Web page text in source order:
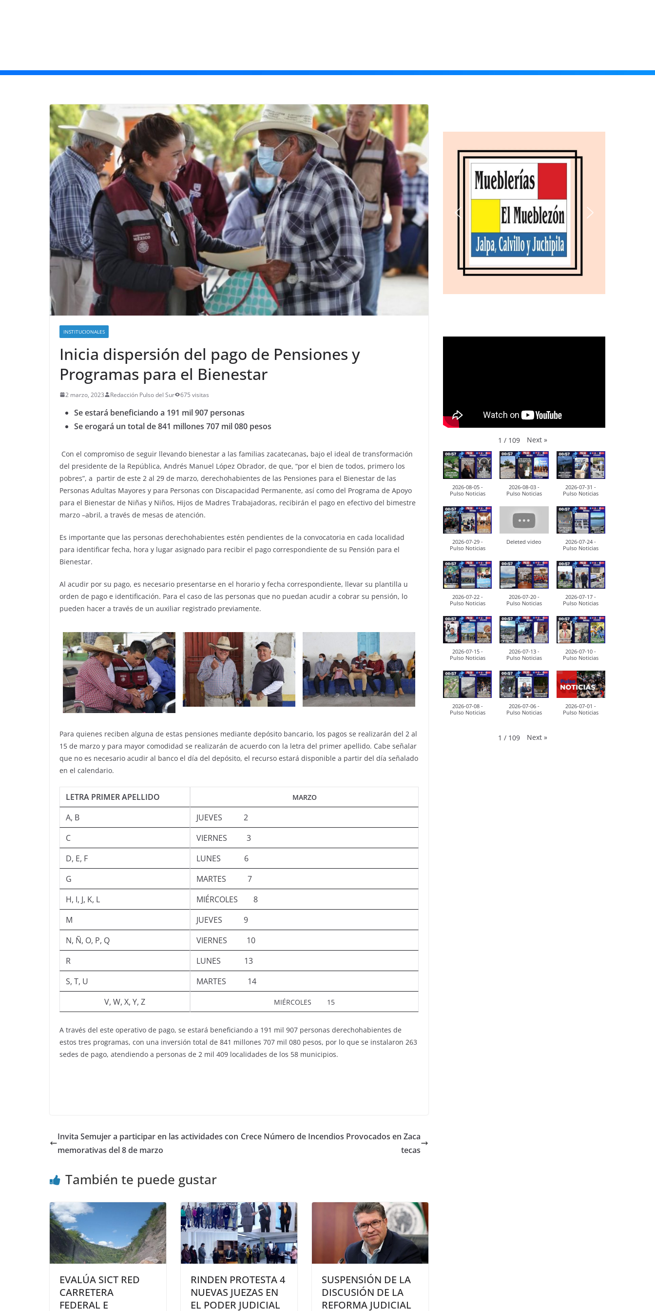
INSTITUCIONALES
Inicia dispersión del pago de Pensiones y
Programas para el Bienestar
2 marzo, 2023 Redacción Pulso del Sur 675 visitas
Se estará beneficiando a 191 mil 907 personas
Se erogará un total de 841 millones 707 mil 080 pesos
Con el compromiso de seguir llevando bienestar a las familias zacatecanas, bajo el ideal de transformación
del presidente de la República, Andrés Manuel López Obrador, de que, “por el bien de todos, primero los
pobres”, a partir de este 2 al 29 de marzo, derechohabientes de las Pensiones para el Bienestar de las
Personas Adultas Mayores y para Personas con Discapacidad Permanente, así como del Programa de Apoyo
para el Bienestar de Niñas y Niños, Hijos de Madres Trabajadoras, recibirán el pago en efectivo del bimestre
marzo –abril, a través de mesas de atención.
Es importante que las personas derechohabientes estén pendientes de la convocatoria en cada localidad
para identificar fecha, hora y lugar asignado para recibir el pago correspondiente de su Pensión para el
Bienestar.
Al acudir por su pago, es necesario presentarse en el horario y fecha correspondiente, llevar su plantilla u
orden de pago e identificación. Para el caso de las personas que no puedan acudir a cobrar su pensión, lo
pueden hacer a través de un auxiliar registrado previamente.
Para quienes reciben alguna de estas pensiones mediante depósito bancario, los pagos se realizarán del 2 al
15 de marzo y para mayor comodidad se realizarán de acuerdo con la letra del primer apellido. Cabe señalar
que no es necesario acudir al banco el día del depósito, el recurso estará disponible a partir del día señalado
en el calendario.
LETRA PRIMER APELLIDO MARZO
A, B
JUEVES 2
C
VIERNES 3
D, E, F
LUNES 6
G
MARTES 7
H, I, J, K, L
MIÉRCOLES 8
M
JUEVES 9
N, Ñ, O, P, Q
VIERNES 10
R
LUNES 13
S, T, U
MARTES 14
V, W, X, Y, Z
MIÉRCOLES 15
A través del este operativo de pago, se estará beneficiando a 191 mil 907 personas derechohabientes de
estos tres programas, con una inversión total de 841 millones 707 mil 080 pesos, por lo que se instalaron 263
sedes de pago, atendiendo a personas de 2 mil 409 localidades de los 58 municipios.
Invita Semujer a participar en las actividades con
memorativas del 8 de marzo
Crece Número de Incendios Provocados en Zaca
tecas
También te puede gustar
EVALÚA SICT RED
CARRETERA
FEDERAL E
RINDEN PROTESTA 4
NUEVAS JUEZAS EN
EL PODER JUDICIAL
SUSPENSIÓN DE LA
DISCUSIÓN DE LA
REFORMA JUDICIAL
1 / 109 Next »
2026-08-05 -
Pulso Noticias
2026-08-03 -
Pulso Noticias
2026-07-31 -
Pulso Noticias
2026-07-29 -
Pulso Noticias
Deleted video
2026-07-24 -
Pulso Noticias
2026-07-22 -
Pulso Noticias
2026-07-20 -
Pulso Noticias
2026-07-17 -
Pulso Noticias
2026-07-15 -
Pulso Noticias
2026-07-13 -
Pulso Noticias
2026-07-10 -
Pulso Noticias
2026-07-08 -
Pulso Noticias
2026-07-06 -
Pulso Noticias
2026-07-01 -
Pulso Noticias
1 / 109 Next »